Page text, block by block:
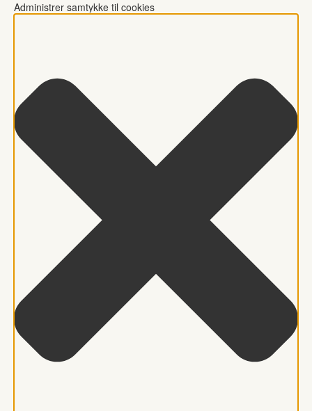
Administrer samtykke til cookies